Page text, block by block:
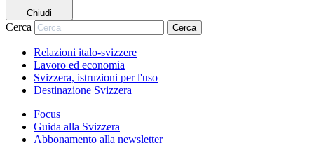
Chiudi
Cerca Cerca
Relazioni italo-svizzere
Lavoro ed economia
Svizzera, istruzioni per l'uso
Destinazione Svizzera
Focus
Guida alla Svizzera
Abbonamento alla newsletter